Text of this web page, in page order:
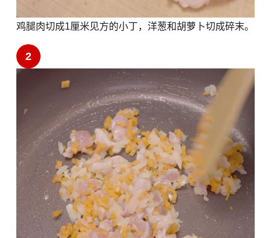
鸡腿肉切成1厘米见方的小丁，洋葱和胡萝卜切成碎末。
2